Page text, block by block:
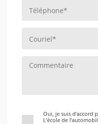
Oui, je suis d’accord
L’école de